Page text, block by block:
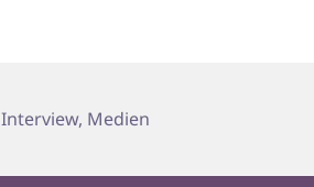
Kategorien
Interview, Medien